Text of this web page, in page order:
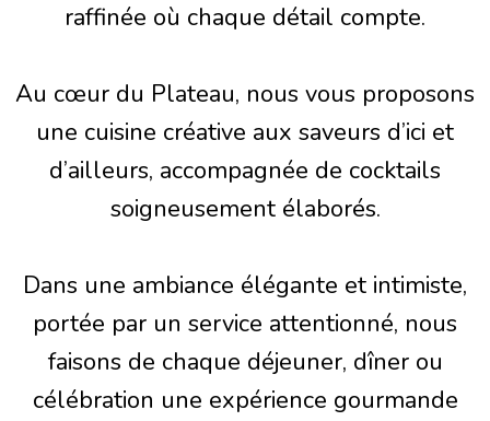
raffinée où chaque détail compte.
Au cœur du Plateau, nous vous proposons
une cuisine créative aux saveurs d’ici et
d’ailleurs, accompagnée de cocktails
soigneusement élaborés.
Dans une ambiance élégante et intimiste,
portée par un service attentionné, nous
faisons de chaque déjeuner, dîner ou
célébration une expérience gourmande